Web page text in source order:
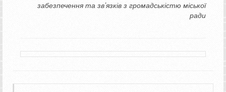
забезпечення та звʼязків з громадськістю міської
ради